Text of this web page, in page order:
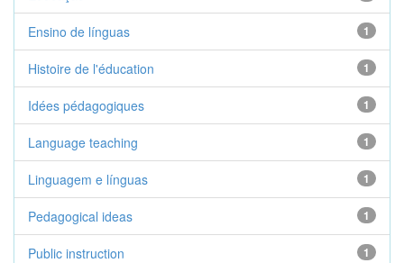
1
Ensino de línguas
1
Histoire de l'éducation
1
Idées pédagogiques
1
Language teaching
1
Linguagem e línguas
1
Pedagogical ideas
1
Public instruction